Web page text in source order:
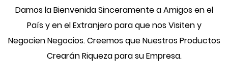
Damos la Bienvenida Sinceramente a Amigos en el
País y en el Extranjero para que nos Visiten y
Negocien Negocios. Creemos que Nuestros Productos
Crearán Riqueza para su Empresa.